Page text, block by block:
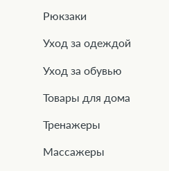
Рюкзаки
Уход за одеждой
Уход за обувью
Товары для дома
Тренажеры
Массажеры